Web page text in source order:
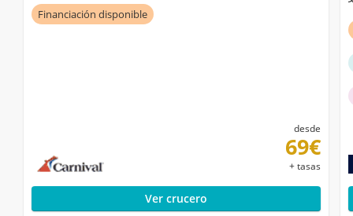
Financiación disponible
desde
69€
+ tasas
Ver crucero